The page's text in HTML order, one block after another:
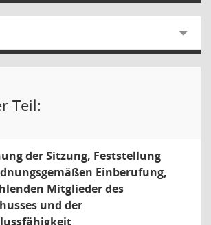
Teil:
der Sitzung, Feststellung
Einberufung,
Mitglieder des
und der